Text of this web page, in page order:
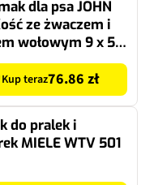
dla psa JOHN
ze żwaczem i
wołowym 9 x 55
Kup teraz76.86 zł
do pralek i
MIELE WTV 501